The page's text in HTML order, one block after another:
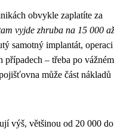
obvykle zaplatíte za
vyjde zhruba na 15 000 až
samotný implantát, operaci
– třeba po vážném
může část nákladů
výš, většinou od 20 000 do